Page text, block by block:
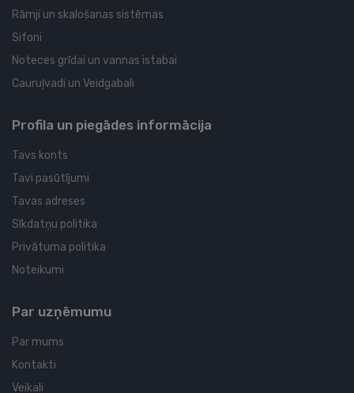
Rāmji un skalošanas sistēmas
Sifoni
Noteces grīdai un vannas istabai
Cauruļvadi un Veidgabali
Profila un piegādes informācija
Tavs konts
Tavi pasūtījumi
Tavas adreses
Sīkdatņu politika
Privātuma politika
Noteikumi
Par uzņēmumu
Par mums
Kontakti
Veikali